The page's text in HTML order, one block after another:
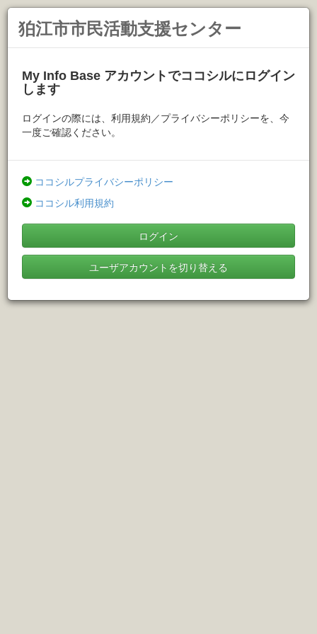
狛江市市民活動支援センター
My Info Base アカウントでココシルにログイン
します
ログインの際には、利用規約／プライバシーポリシーを、今
一度ご確認ください。
ココシルプライバシーポリシー
ココシル利用規約
ログイン
ユーザアカウントを切り替える